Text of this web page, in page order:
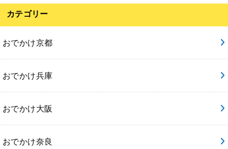
カテゴリー
おでかけ京都
おでかけ兵庫
おでかけ大阪
おでかけ奈良